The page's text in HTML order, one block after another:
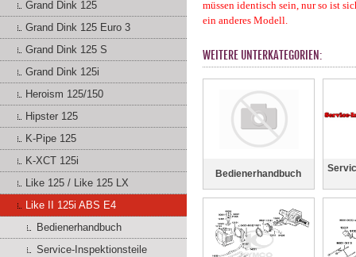
Grand Dink 125
Grand Dink 125 Euro 3
Grand Dink 125 S
Grand Dink 125i
Heroism 125/150
Hipster 125
K-Pipe 125
K-XCT 125i
Like 125 / Like 125 LX
Like II 125i ABS E4
Bedienerhandbuch
Service-Inspektionsteile
müssen identisch sein, nur so ist
ein anderes Modell.
WEITERE UNTERKATEGORIEN:
Bedienerhandbuch